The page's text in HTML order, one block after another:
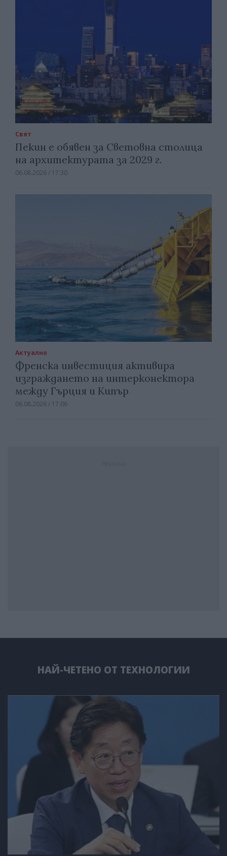
Свят
Пекин е обявен за Световна столица
на архитектурата за 2029 г.
06.08.2026 / 17:30
Актуално
Френска инвестиция активира
изграждането на интерконектора
между Гърция и Кипър
06.08.2026 / 17:06
НАЙ-ЧЕТЕНО ОТ ТЕХНОЛОГИИ